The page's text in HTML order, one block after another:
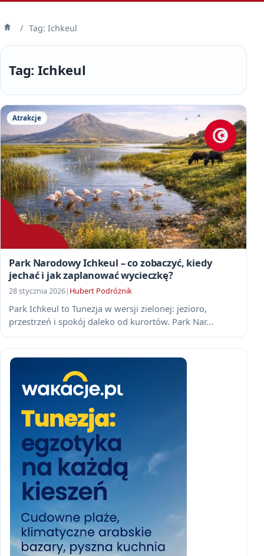
Strona
/ Tag: Ichkeul
Tag: Ichkeul
Atrakcje
Park Narodowy Ichkeul – co zobaczyć, kiedy
jechać i jak zaplanować wycieczkę?
28 stycznia 2026| Hubert Podróżnik
Park Ichkeul to Tunezja w wersji zielonej: jezioro,
przestrzeń i spokój daleko od kurortów. Park Nar...